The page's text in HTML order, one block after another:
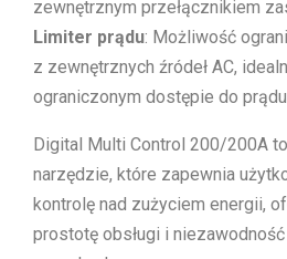
zewnętrznym przełącznikiem
Limiter prądu: Możliwość
z zewnętrznych źródeł AC,
ograniczonym dostępie do
Digital Multi Control 200/200A
narzędzie, które zapewnia
kontrolę nad zużyciem energii,
prostotę obsługi i niezawodność